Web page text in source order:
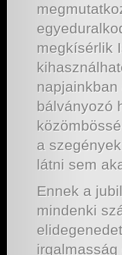
megkísérlik
bálványozó
a
látni sem
Ennek a
mindenki